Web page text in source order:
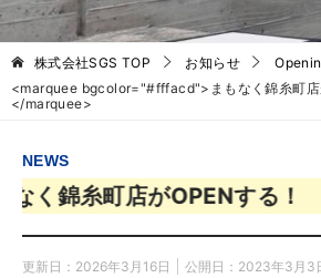
株式会社SGS TOP お知らせ
<marquee bgcolor="#fffacd">まもなく錦糸町店
</marquee>
NEWS
町店がOPENする！
更新日： 2026年3月16日 公開日： 2023年3月3